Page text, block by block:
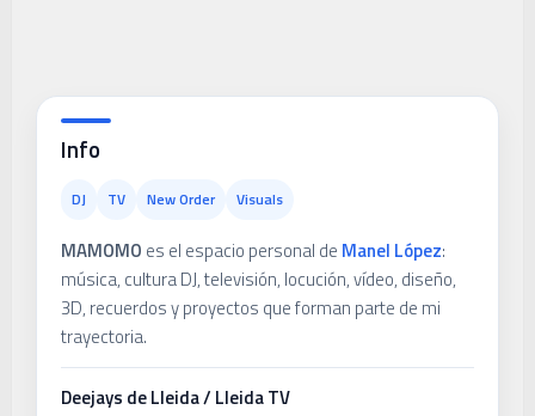
Info
DJ TV New Order Visuals
MAMOMO es el espacio personal de Manel López:
música, cultura DJ, televisión, locución, vídeo, diseño,
3D, recuerdos y proyectos que forman parte de mi
trayectoria.
Deejays de Lleida / Lleida TV